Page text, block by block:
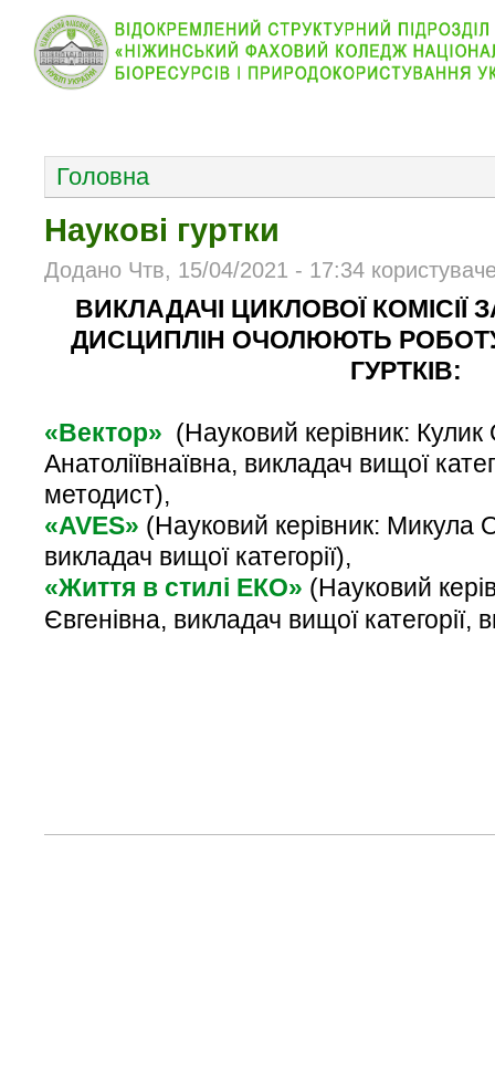
Головна
Наукові гуртки
Додано Чтв, 15/04/2021 - 17:34
ВИКЛАДАЧІ ЦИКЛОВОЇ КОМІСІЇ
ДИСЦИПЛІН ОЧОЛЮЮТЬ
ГУРТКІВ:
«Вектор» (Науковий керівник:
Анатоліївнаївна, викладач вищої
методист),
«AVES» (Науковий керівник: Микула
викладач вищої категорії),
«Життя в стилі ЕКО» (Науковий
Євгенівна, викладач вищої категорії,